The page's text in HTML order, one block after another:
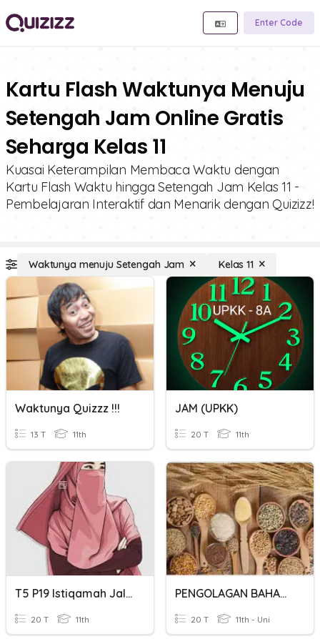
Enter Code
Kartu Flash Waktunya Menuju
Setengah Jam Online Gratis
Seharga Kelas 11
Kuasai Keterampilan Membaca Waktu dengan
Kartu Flash Waktu hingga Setengah Jam Kelas 11 -
Pembelajaran Interaktif dan Menarik dengan Quizizz!
Waktunya menuju Setengah Jam Kelas 11
Waktunya Quizzz !!!
13 T 11th
JAM (UPKK)
20 T 11th
T5 P19 Istiqamah Jalan Menuju Mujahadah
20 T 11th
PENGOLAGAN BAHAN SETENGAH JADI
20 T 11th - Uni